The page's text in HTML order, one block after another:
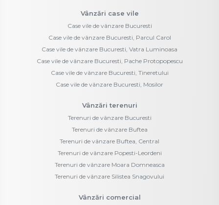
Vânzări case vile
Case vile de vânzare Bucuresti
Case vile de vânzare Bucuresti, Parcul Carol
Case vile de vânzare Bucuresti, Vatra Luminoasa
Case vile de vânzare Bucuresti, Pache Protopopescu
Case vile de vânzare Bucuresti, Tineretului
Case vile de vânzare Bucuresti, Mosilor
Vânzări terenuri
Terenuri de vânzare Bucuresti
Terenuri de vânzare Buftea
Terenuri de vânzare Buftea, Central
Terenuri de vânzare Popesti-Leordeni
Terenuri de vânzare Moara Domneasca
Terenuri de vânzare Silistea Snagovului
Vânzări comercial